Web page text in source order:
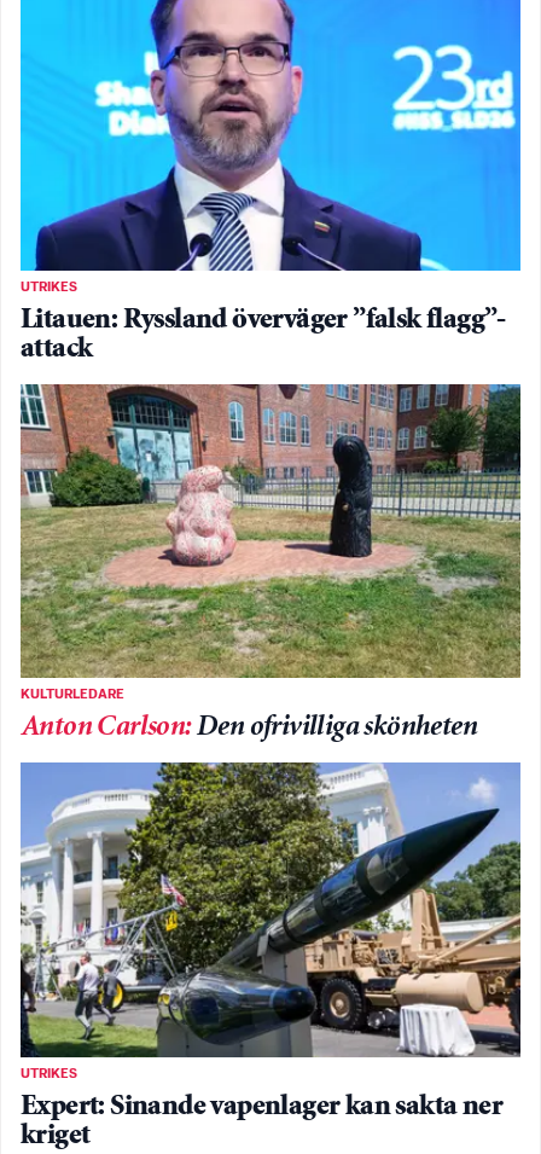
UTRIKES
Litauen: Ryssland överväger ”falsk flagg”-
attack
KULTURLEDARE
Anton Carlson:Den ofrivilliga skönheten
UTRIKES
Expert: Sinande vapenlager kan sakta ner
kriget